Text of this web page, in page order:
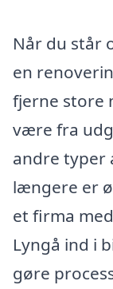
Når du står
en
fjerne store
være fra
andre typer
længere er
et firma
Lyngå ind i
gøre